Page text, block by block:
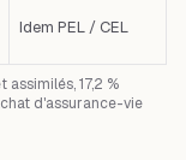
17,2 %
d'assurance-vie
Idem PEL / CEL